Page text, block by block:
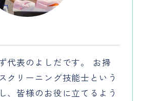
代表のよしだです。 お掃
クリーニング技能士という
、皆様のお役に立てるよう